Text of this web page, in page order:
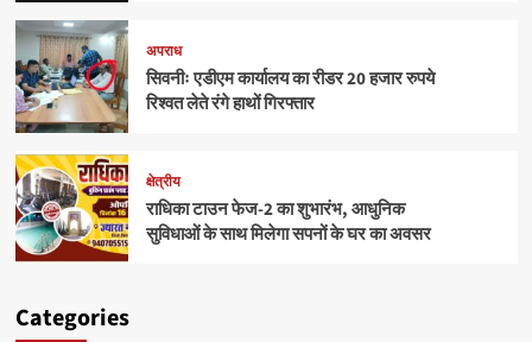
अपराध
सिवनीः एडीएम कार्यालय का रीडर 20 हजार रुपये
रिश्वत लेते रंगे हाथों गिरफ्तार
क्षेत्रीय
राधिका टाउन फेज-2 का शुभारंभ, आधुनिक
सुविधाओं के साथ मिलेगा सपनों के घर का अवसर
Categories